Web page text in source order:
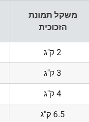
משקל תמונת
הזכוכית
2 ק"ג
3 ק"ג
4 ק"ג
6.5 ק"ג